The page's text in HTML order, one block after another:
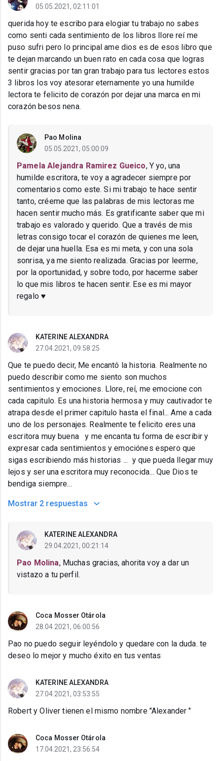
05.05.2021, 02:11:01
querida hoy te escribo para elogiar tu trabajo no sabes
como senti cada sentimiento de los libros llore reí me
puso sufri pero lo principal ame dios es de esos libro que
te dejan marcando un buen rato en cada cosa que logras
sentir gracias por tan gran trabajo para tus lectores estos
3 libros los voy atesorar eternamente yo una humilde
lectora te felicito de corazón por dejar una marca en mi
corazón besos nena.
Pao Molina
05.05.2021, 05:00:09
Pamela Alejandra Ramirez Gueico, Y yo, una
humilde escritora, te voy a agradecer siempre por
comentarios como este. Si mi trabajo te hace sentir
tanto, créeme que las palabras de mis lectoras me
hacen sentir mucho más. Es gratificante saber que mi
trabajo es valorado y querido. Que a través de mis
letras consigo tocar el corazón de quienes me leen,
de dejar una huella. Esa es mi meta, y con una sola
sonrisa, ya me siento realizada. Gracias por leerme,
por la oportunidad, y sobre todo, por hacerme saber
lo que mis libros te hacen sentir. Ese es mi mayor
regalo ♥
KATERINE ALEXANDRA
27.04.2021, 09:58:25
Que te puedo decir, Me encantó la historia. Realmente no
puedo describir como me siento son muchos
sentimientos y emociones. Llore, reí, me emocione con
cada capitulo. Es una historia hermosa y muy cautivador te
atrapa desde el primer capitulo hasta el final... Ame a cada
uno de los personajes. Realmente te felicito eres una
escritora muy buena y me encanta tu forma de escribir y
expresar cada sentimientos y emociónes espero que
sigas escribiendo más historias ... y que pueda llegar muy
lejos y ser una escritora muy reconocida... Que Dios te
bendiga siempre...
Mostrar 2 respuestas
KATERINE ALEXANDRA
29.04.2021, 00:21:14
Pao Molina, Muchas gracias, ahorita voy a dar un
vistazo a tu perfil.
Coca Mosser Otárola
28.04.2021, 06:00:56
Pao no puedo seguir leyéndolo y quedare con la duda. te
deseo lo mejor y mucho éxito en tus ventas
KATERINE ALEXANDRA
27.04.2021, 03:53:55
Robert y Oliver tienen el mismo nombre "Alexander "
Coca Mosser Otárola
17.04.2021, 23:56:54